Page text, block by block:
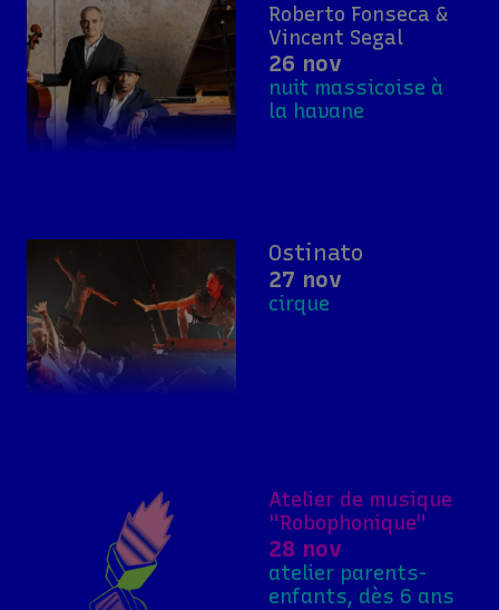
Roberto Fonseca &
Vincent Segal
26 nov
nuit massicoise à
la havane
Ostinato
27 nov
cirque
Atelier de musique
"Robophonique"
28 nov
atelier parents-
enfants, dès 6 ans